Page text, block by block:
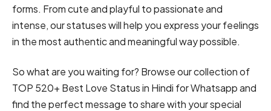
forms. From cute and playful to passionate and
intense, our statuses will help you express your feelings
in the most authentic and meaningful way possible.
So what are you waiting for? Browse our collection of
TOP 520+ Best Love Status in Hindi for Whatsapp and
find the perfect message to share with your special